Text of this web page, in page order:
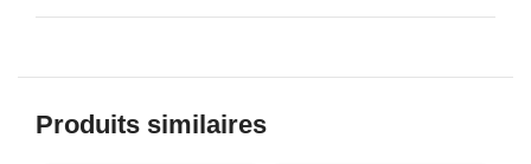
Produits similaires